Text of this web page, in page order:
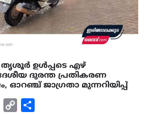
ഉൾപ്പടെ എഴ്
ദുരന്ത പ്രതികരണ
ജാ​ഗ്രതാ മുന്നറിയിപ്പ്
TwitterCopy